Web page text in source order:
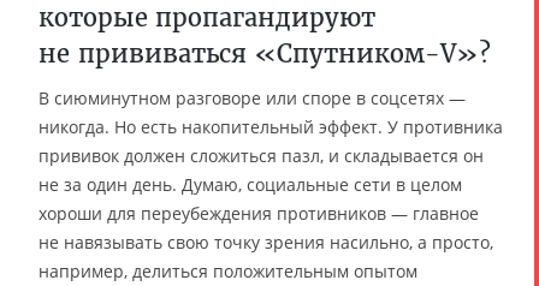
которые пропагандируют
не прививаться «Спутником-V»?
В сиюминутном разговоре или споре в соцсетях —
никогда. Но есть накопительный эффект. У противника
прививок должен сложиться пазл, и складывается он
не за один день. Думаю, социальные сети в целом
хороши для переубеждения противников — главное
не навязывать свою точку зрения насильно, а просто,
например, делиться положительным опытом